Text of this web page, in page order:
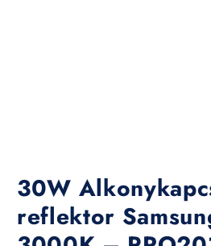
30W
reflektor